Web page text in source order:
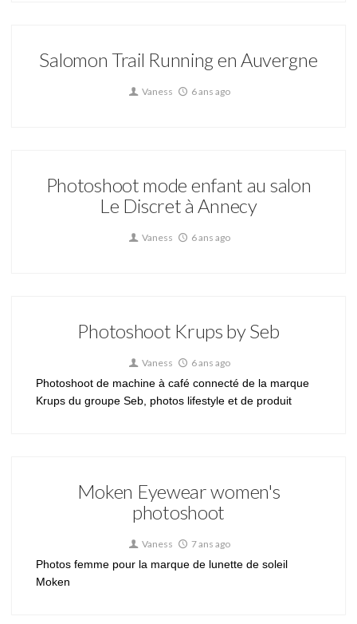
Salomon Trail Running en Auvergne
Vaness 6 ans ago
Photoshoot mode enfant au salon
Le Discret à Annecy
Vaness 6 ans ago
Photoshoot Krups by Seb
Vaness 6 ans ago
Photoshoot de machine à café connecté de la marque
Krups du groupe Seb, photos lifestyle et de produit
Moken Eyewear women's
photoshoot
Vaness 7 ans ago
Photos femme pour la marque de lunette de soleil
Moken